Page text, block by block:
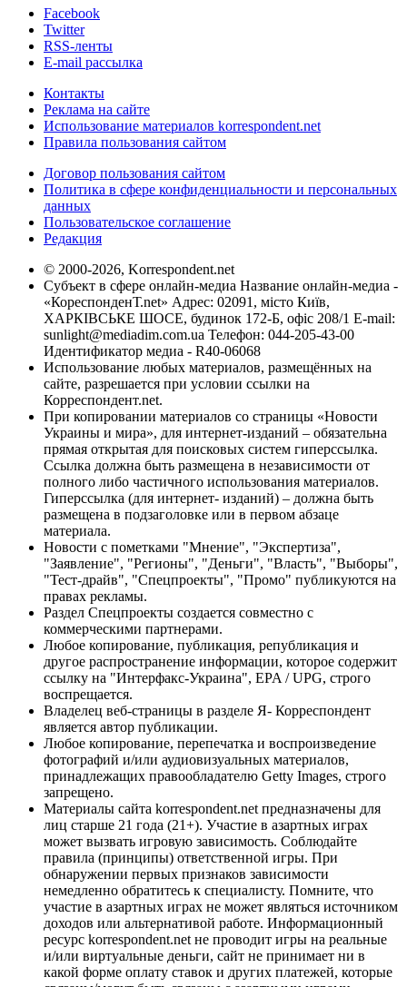
Facebook
Twitter
RSS-ленты
E-mail рассылка
Контакты
Реклама на сайте
Использование материалов korrespondent.net
Правила пользования сайтом
Договор пользования сайтом
Политика в сфере конфиденциальности и персональных
данных
Пользовательское соглашение
Редакция
© 2000-2026, Korrespondent.net
Субъект в сфере онлайн-медиа Название онлайн-медиа -
«КореспонденТ.net» Адрес: 02091, місто Київ,
ХАРКІВСЬКЕ ШОСЕ, будинок 172-Б, офіс 208/1 E-mail:
sunlight@mediadim.com.ua Телефон: 044-205-43-00
Идентификатор медиа - R40-06068
Использование любых материалов, размещённых на
сайте, разрешается при условии ссылки на
Корреспондент.net.
При копировании материалов со страницы «Новости
Украины и мира», для интернет-изданий – обязательна
прямая открытая для поисковых систем гиперссылка.
Ссылка должна быть размещена в независимости от
полного либо частичного использования материалов.
Гиперссылка (для интернет- изданий) – должна быть
размещена в подзаголовке или в первом абзаце
материала.
Новости с пометками "Мнение", "Экспертиза",
"Заявление", "Регионы", "Деньги", "Власть", "Выборы",
"Тест-драйв", "Спецпроекты", "Промо" публикуются на
правах рекламы.
Раздел Спецпроекты создается совместно с
коммерческими партнерами.
Любое копирование, публикация, републикация и
другое распространение информации, которое содержит
ссылку на "Интерфакс-Украина", EPA / UPG, строго
воспрещается.
Владелец веб-страницы в разделе Я- Корреспондент
является автор публикации.
Любое копирование, перепечатка и воспроизведение
фотографий и/или аудиовизуальных материалов,
принадлежащих правообладателю Getty Images, строго
запрещено.
Материалы сайта korrespondent.net предназначены для
лиц старше 21 года (21+). Участие в азартных играх
может вызвать игровую зависимость. Соблюдайте
правила (принципы) ответственной игры. При
обнаружении первых признаков зависимости
немедленно обратитесь к специалисту. Помните, что
участие в азартных играх не может являться источником
доходов или альтернативой работе. Информационный
ресурс korrespondent.net не проводит игры на реальные
и/или виртуальные деньги, сайт не принимает ни в
какой форме оплату ставок и других платежей, которые